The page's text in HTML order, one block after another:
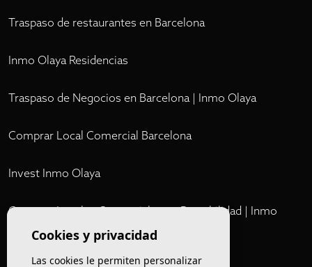
Traspaso de restaurantes en Barcelona
Inmo Olaya Residencias
Traspaso de Negocios en Barcelona | Inmo Olaya
Comprar Local Comercial Barcelona
Invest Inmo Olaya
Comprar Locales Comerciales en Rentabilidad | Inmo
OlayaCookies y privacidad
Las cookies le permiten personalizar